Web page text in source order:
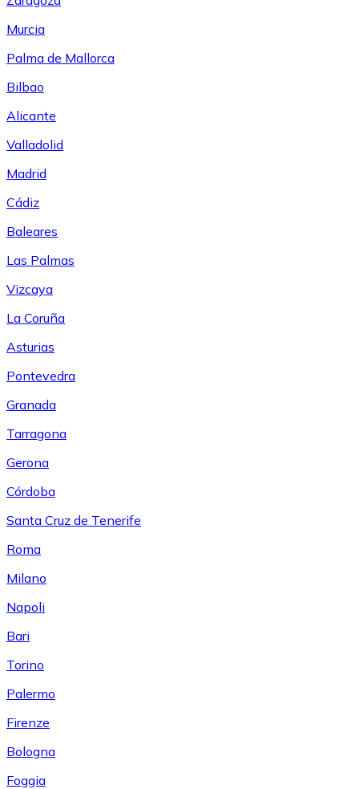
Murcia
Palma de Mallorca
Bilbao
Alicante
Valladolid
Madrid
Cádiz
Baleares
Las Palmas
Vizcaya
La Coruña
Asturias
Pontevedra
Granada
Tarragona
Gerona
Córdoba
Santa Cruz de Tenerife
Roma
Milano
Napoli
Bari
Torino
Palermo
Firenze
Bologna
Foggia